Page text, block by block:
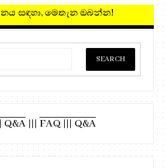
ධර්ම දානය සඳහා, මෙතැන ඔබන්න!
Q&A||| FAQ ||| Q&A